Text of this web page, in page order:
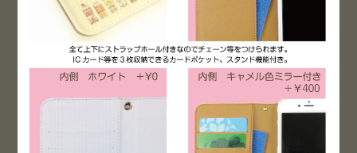
空想街雑貨店《吉祥寺本店》４月２
５日OPEN!